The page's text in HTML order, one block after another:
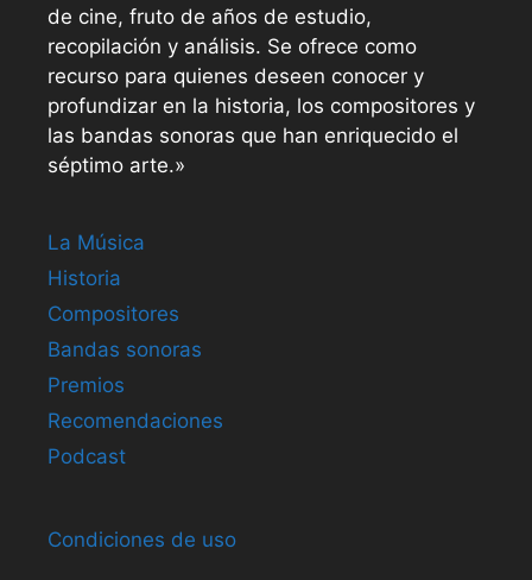
de cine, fruto de años de estudio,
recopilación y análisis. Se ofrece como
recurso para quienes deseen conocer y
profundizar en la historia, los compositores y
las bandas sonoras que han enriquecido el
séptimo arte.»
La Música
Historia
Compositores
Bandas sonoras
Premios
Recomendaciones
Podcast
Condiciones de uso